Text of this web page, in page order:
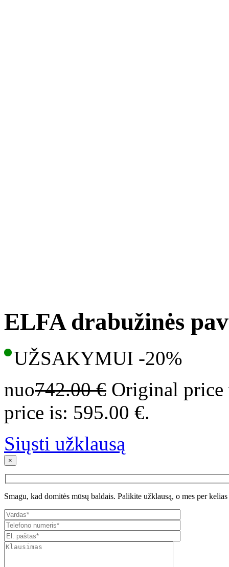
ELFA drabužinės
UŽSAKYMUI -20%
nuo742.00€ Original price
price is: 595.00 €.
Siųsti užklausą
×
Smagu, kad domitės mūsų baldais. Palikite užklausą, o mes per